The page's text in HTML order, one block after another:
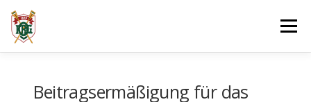
Skip
to
content
Menu
Beitragsermäßigung für das